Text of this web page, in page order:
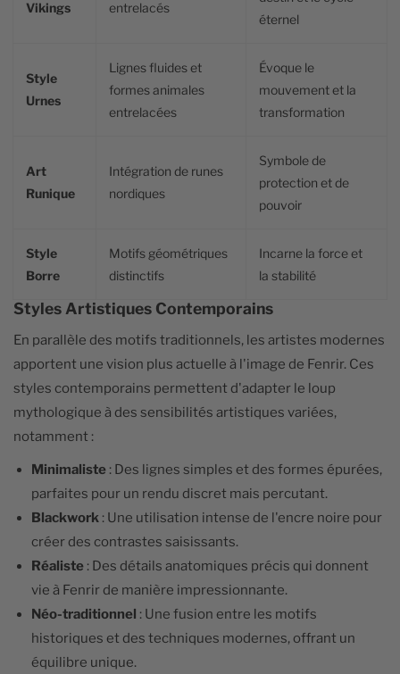
Vikings entrelacés
éternel
Style
Urnes
Lignes fluides et
formes animales
entrelacées
Évoque le
mouvement et la
transformation
Art
Runique
Intégration de runes
nordiques
Symbole de
protection et de
pouvoir
Style
Borre
Motifs géométriques
distinctifs
Incarne la force et
la stabilité
Styles Artistiques Contemporains
En parallèle des motifs traditionnels, les artistes modernes
apportent une vision plus actuelle à l'image de Fenrir. Ces
styles contemporains permettent d'adapter le loup
mythologique à des sensibilités artistiques variées,
notamment :
Minimaliste : Des lignes simples et des formes épurées,
parfaites pour un rendu discret mais percutant.
Blackwork : Une utilisation intense de l'encre noire pour
créer des contrastes saisissants.
Réaliste : Des détails anatomiques précis qui donnent
vie à Fenrir de manière impressionnante.
Néo-traditionnel : Une fusion entre les motifs
historiques et des techniques modernes, offrant un
équilibre unique.